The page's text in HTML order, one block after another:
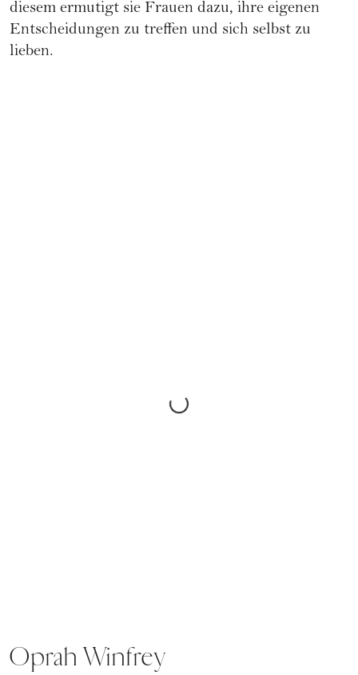
diesem ermutigt sie Frauen dazu, ihre eigenen
Entscheidungen zu treffen und sich selbst zu
lieben.
Oprah Winfrey